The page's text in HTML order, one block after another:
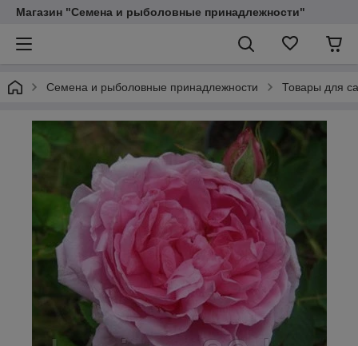
Магазин "Семена и рыболовные принадлежности"
Семена и рыболовные принадлежности Товары для